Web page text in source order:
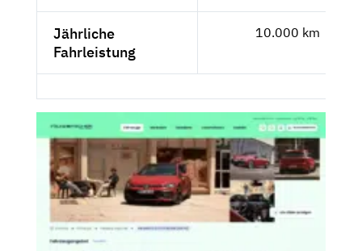
Jährliche
Fahrleistung
10.000 km